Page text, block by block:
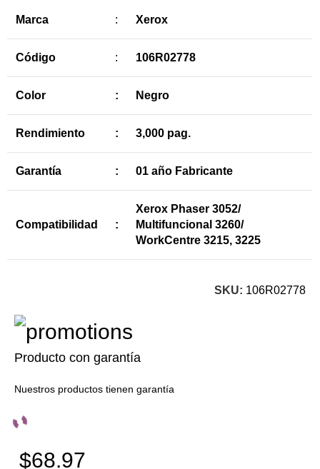
Marca : Xerox
Código : 106R02778
Color : Negro
Rendimiento : 3,000 pag.
Garantía : 01 año Fabricante
Compatibilidad :
Xerox Phaser 3052/
Multifuncional 3260/
WorkCentre 3215, 3225
SKU: 106R02778
Producto con garantía
Nuestros productos tienen garantía
$68.97